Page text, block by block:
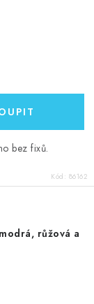
bez fixů.
Kód: 86162
růžová a